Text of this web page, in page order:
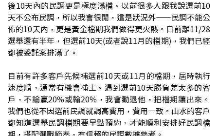
後10天內的民調更是極度滿檔。以前很多人跟我說選前10
天不公布民調，所以我會很閒，這是狀況外——民調不能公
佈的10天內，更是黃金檔期我們做得更火熱。目前離11/28
選舉還有半年，但選前10天(或者說11月的檔期)，我們已經
都被委託案排滿了。
目前有許多客戶先候補選前10天或11月的檔期，屆時執行
速度順，通常有機會補上。遇到選前10天勝負差太多的客
戶，不論贏20%或輸20%，我會勸退他，把檔期讓出來。
我們也從不因選前民調就調高費用，費用一致。山水的客戶
都知道選舉民調檔期要早點預約，才能順利安排好民調檔